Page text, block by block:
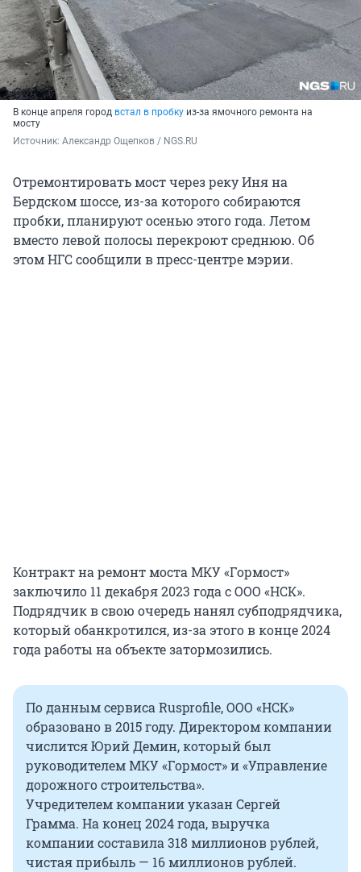
В конце апреля город встал в пробку из-за ямочного ремонта на
мосту
Источник: Александр Ощепков / NGS.RU
Отремонтировать мост через реку Иня на
Бердском шоссе, из-за которого собираются
пробки, планируют осенью этого года. Летом
вместо левой полосы перекроют среднюю. Об
этом НГС сообщили в пресс-центре мэрии.
Контракт на ремонт моста МКУ «Гормост»
заключило 11 декабря 2023 года с ООО «НСК».
Подрядчик в свою очередь нанял субподрядчика,
который обанкротился, из-за этого в конце 2024
года работы на объекте затормозились.
По данным сервиса Rusprofile, ООО «НСК»
образовано в 2015 году. Директором компании
числится Юрий Демин, который был
руководителем МКУ «Гормост» и «Управление
дорожного строительства».
Учредителем компании указан Сергей
Грамма. На конец 2024 года, выручка
компании составила 318 миллионов рублей,
чистая прибыль — 16 миллионов рублей.